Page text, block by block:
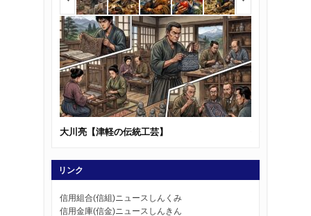
大川亮【津軽の伝統工芸】
リンク
信用組合(信組)ニュースしんくみ
信用金庫(信金)ニュースしんきん